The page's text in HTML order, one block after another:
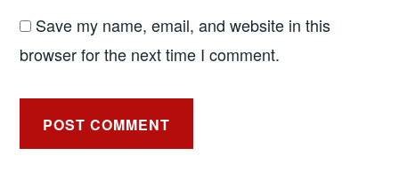
Save my name, email, and website in this
browser for the next time I comment.